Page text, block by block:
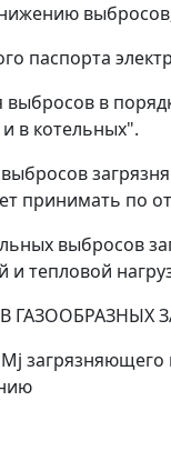
паспорта
выбросов в
в котельных".
принимать по
выбросов
тепловой
Мj загрязняющего